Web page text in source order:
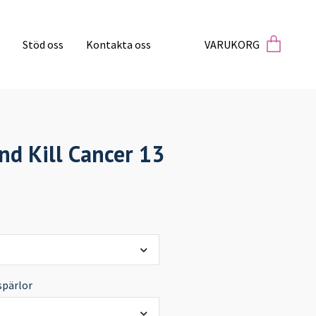
Stöd oss Kontakta oss VARUKORG
Kill Cancer 13